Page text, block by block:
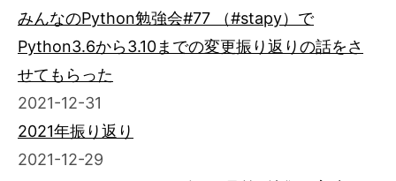
みんなのPython勉強会#77 （#stapy）で
Python3.6から3.10までの変更振り返りの話をさ
せてもらった
2021-12-31
2021年振り返り
2021-12-29